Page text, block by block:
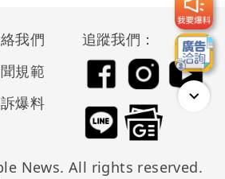
我們
規範
爆料
追蹤我們：
News. All rights reserved.